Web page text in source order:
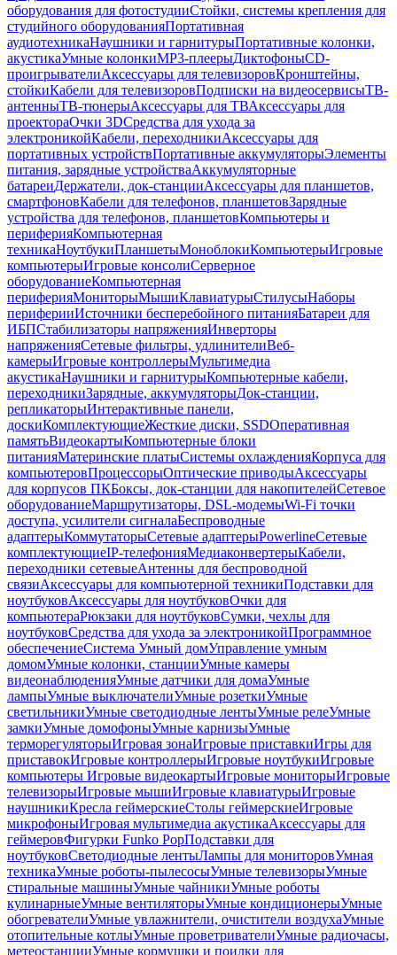
оборудования для фотостудииСтойки, системы крепления для
студийного оборудованияПортативная
аудиотехникаНаушники и гарнитурыПортативные колонки,
акустикаУмные колонкиMP3-плеерыДиктофоныCD-
проигрывателиАксессуары для телевизоровКронштейны,
стойкиКабели для телевизоровПодписки на видеосервисыТВ-
антенныТВ-тюнерыАксессуары для ТВАксессуары для
проектораОчки 3DСредства для ухода за
электроникойКабели, переходникиАксессуары для
портативных устройствПортативные аккумуляторыЭлементы
питания, зарядные устройстваАккумуляторные
батареиДержатели, док-станцииАксессуары для планшетов,
смартфоновКабели для телефонов, планшетовЗарядные
устройства для телефонов, планшетовКомпьютеры и
периферияКомпьютерная
техникаНоутбукиПланшетыМоноблокиКомпьютерыИгровые
компьютерыИгровые консолиСерверное
оборудованиеКомпьютерная
периферияМониторыМышиКлавиатурыСтилусыНаборы
периферииИсточники бесперебойного питанияБатареи для
ИБПСтабилизаторы напряженияИнверторы
напряженияСетевые фильтры, удлинителиВеб-
камерыИгровые контроллерыМультимедиа
акустикаНаушники и гарнитурыКомпьютерные кабели,
переходникиЗарядные, аккумуляторыДок-станции,
репликаторыИнтерактивные панели,
доскиКомплектующиеЖесткие диски, SSDОперативная
памятьВидеокартыКомпьютерные блоки
питанияМатеринские платыСистемы охлажденияКорпуса для
компьютеровПроцессорыОптические приводыАксессуары
для корпусов ПКБоксы, док-станции для накопителейСетевое
оборудованиеМаршрутизаторы, DSL-модемыWi-Fi точки
доступа, усилители сигналаБеспроводные
адаптерыКоммутаторыСетевые адаптерыPowerlineСетевые
комплектующиеIP-телефонияМедиаконвертерыКабели,
переходники сетевыеАнтенны для беспроводной
связиАксессуары для компьютерной техникиПодставки для
ноутбуковАксессуары для ноутбуковОчки для
компьютераРюкзаки для ноутбуковСумки, чехлы для
ноутбуковСредства для ухода за электроникойПрограммное
обеспечениеСистема Умный домУправление умным
домомУмные колонки, станцииУмные камеры
видеонаблюденияУмные датчики для домаУмные
лампыУмные выключателиУмные розеткиУмные
светильникиУмные светодиодные лентыУмные релеУмные
замкиУмные домофоныУмные карнизыУмные
терморегуляторыИгровая зонаИгровые приставкиИгры для
приставокИгровые контроллерыИгровые ноутбукиИгровые
компьютеры Игровые видеокартыИгровые мониторыИгровые
телевизорыИгровые мышиИгровые клавиатурыИгровые
наушникиКресла геймерскиеСтолы геймерскиеИгровые
микрофоныИгровая мультимедиа акустикаАксессуары для
геймеровФигурки Funko PopПодставки для
ноутбуковСветодиодные лентыЛампы для мониторовУмная
техникаУмные роботы-пылесосыУмные телевизорыУмные
стиральные машиныУмные чайникиУмные роботы
кулинарныеУмные вентиляторыУмные кондиционерыУмные
обогревателиУмные увлажнители, очистители воздухаУмные
отопительные котлыУмные проветривателиУмные радиочасы,
метеостанцииУмные кормушки и поилки для